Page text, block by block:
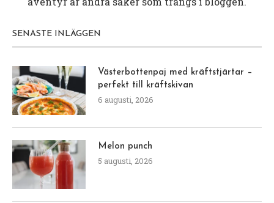
SENASTE INLÄGGEN
Västerbottenpaj med kräftstjärtar –
perfekt till kräftskivan
6 augusti, 2026
Melon punch
5 augusti, 2026